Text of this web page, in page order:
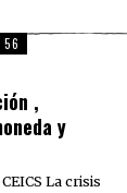
56
,
y
La crisis